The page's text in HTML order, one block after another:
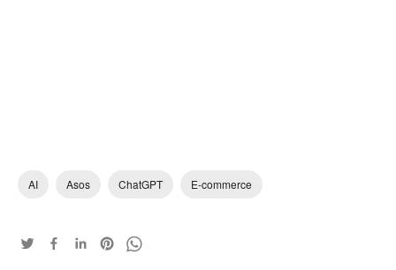
AI Asos ChatGPT E-commerce